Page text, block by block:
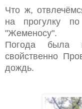
Что ж,
на прогулку
"Жеменосу".
Погода была
свойственно
дождь.